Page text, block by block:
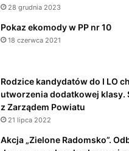
28 grudnia 2023
Pokaz ekomody w PP nr 10
18 czerwca 2021
Rodzice kandydatów do I LO
utworzenia dodatkowej klasy.
z Zarządem Powiatu
21 lipca 2022
Akcja „Zielone Radomsko”.